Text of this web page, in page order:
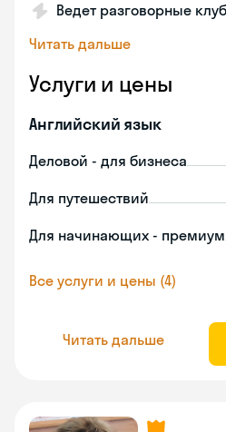
Ведет разговорные
Читать дальше
Услуги и цены
Английский язык
Деловой - для бизнеса
Для путешествий
Для начинающих - премиум
Все услуги и цены (4)
Читать дальше